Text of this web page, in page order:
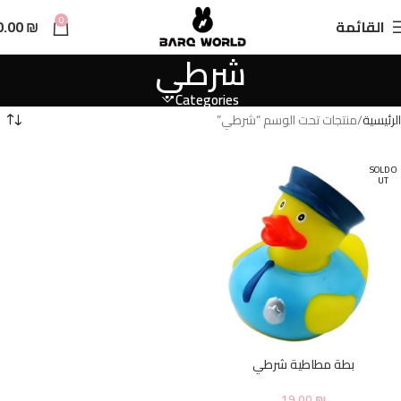
القائمة 0
₪
شرطي
Categories
الرئيسية منتجات تحت الوسم “شرطي”
SOLD O
UT
بطة مطاطية شرطي